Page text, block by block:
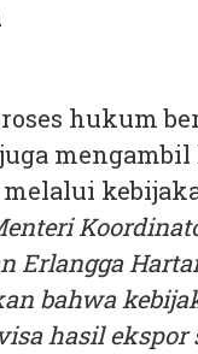
hukum
Erlangga
bahwa
hasil ekspor